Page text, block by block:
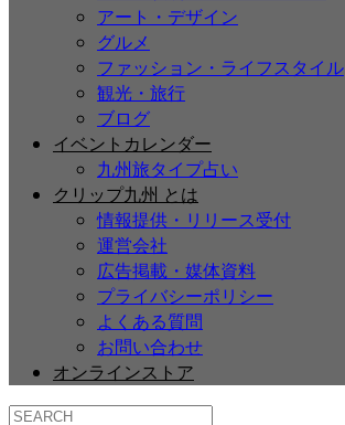
アート・デザイン
グルメ
ファッション・ライフスタイル
観光・旅行
ブログ
イベントカレンダー
九州旅タイプ占い
クリップ九州 とは
情報提供・リリース受付
運営会社
広告掲載・媒体資料
プライバシーポリシー
よくある質問
お問い合わせ
オンラインストア